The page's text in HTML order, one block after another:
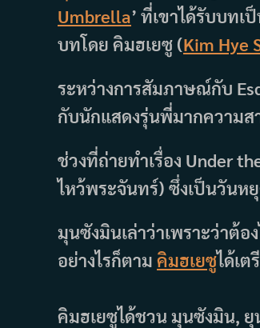
Umbrella’ ที่เขาได้รับบท
บทโดย คิมฮเยซู (Kim Hye
ระหว่างการสัมภาษณ์กับ
กับนักแสดงรุ่นพี่มากความส
ช่วงที่ถ่ายทำเรื่อง Under
ไหว้พระจันทร์) ซึ่งเป็นวันห
มุนซังมินเล่าว่าเพราะว่าต้อ
อย่างไรก็ตาม คิมฮเยซูได้เ
คิมฮเยซูได้ชวน มุนซังมิน,